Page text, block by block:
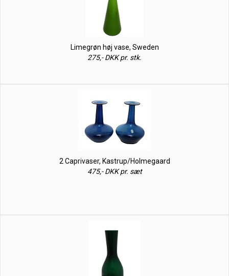
Limegrøn høj vase, Sweden
275,- DKK pr. stk.
2 Caprivaser, Kastrup/Holmegaard
475,- DKK pr. sæt